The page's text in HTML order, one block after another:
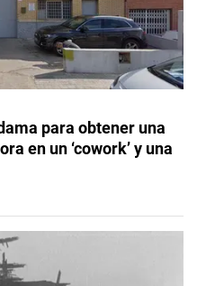
para obtener una
en un ‘cowork’ y una